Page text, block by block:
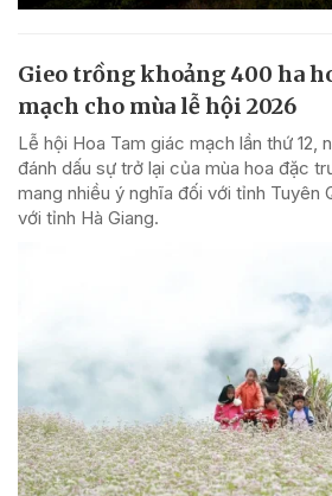
Gieo trồng khoảng 400 ha
mạch cho mùa lễ hội 2026
Lễ hội Hoa Tam giác mạch lần thứ 12,
đánh dấu sự trở lại của mùa hoa đặc
mang nhiều ý nghĩa đối với tỉnh Tuyên
với tỉnh Hà Giang.